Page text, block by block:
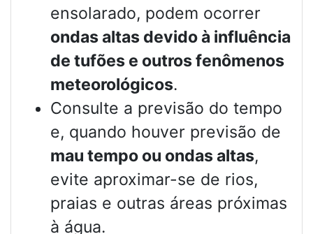
ensolarado, podem ocorrer
ondas altas devido à influência
de tufões e outros fenômenos
meteorológicos.
Consulte a previsão do tempo
e, quando houver previsão de
mau tempo ou ondas altas,
evite aproximar-se de rios,
praias e outras áreas próximas
à água.